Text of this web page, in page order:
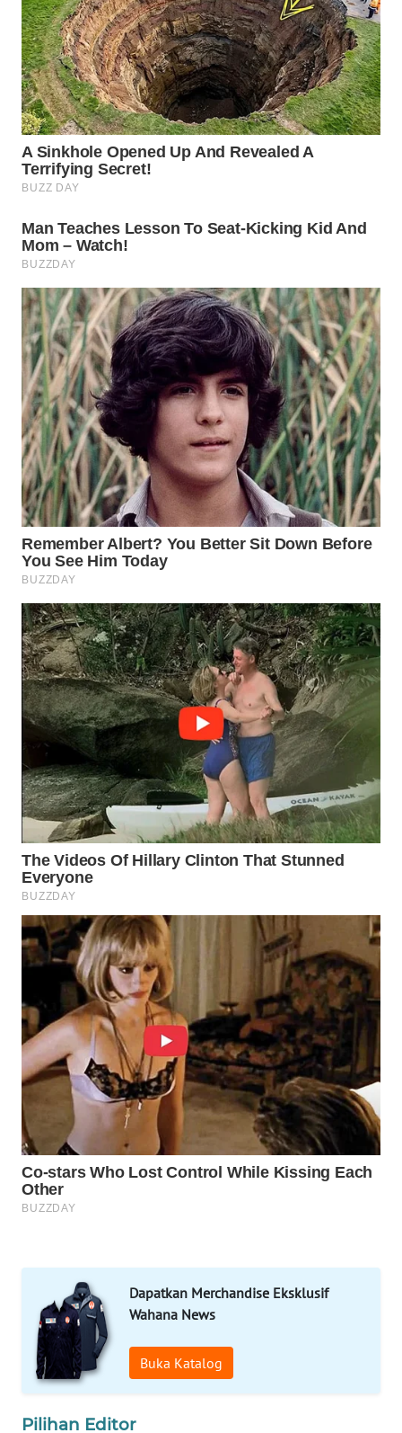
Dapatkan Merchandise Eksklusif
Wahana News
Buka Katalog
Pilihan Editor
WN
LIKUPANG
WN
LABUANBAJO
WN
BORNEO
Wahana
Media
Group
WAHANA
NEWS
WAHANA
TANI
WAHANA
ADVOKAT
WAHANA
INFRASTRUKTUR
WAHANA
KONSUMEN
WAHANA
LISTRIK
WAHANA
TRAVEL
WAHANA
TV
WAHANANEWS
ID
WAHANANEWS
CO ID
WAHANANEWS
NET
WAHANA
SPORT
WAHANA
UMKM
WAHANA
SELEB
WAHANA
OTOMOTIF
WAHANA
HEALTH
WAHANA